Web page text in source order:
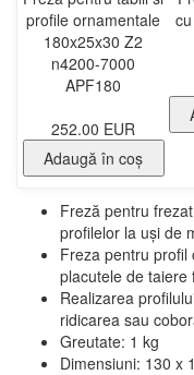
profile ornamentale
180x25x30 Z2
n4200-7000
APF180
252.00 EUR
Adaugă în coş
Freză pentru
profilelor la uşi de
Freza pentru profil
placutele de taiere
Realizarea
ridicarea sau
Greutate: 1 kg
Dimensiuni: 130 x